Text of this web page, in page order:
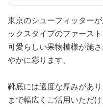
東京のシューフィッター
ックスタイプのファースト
可愛らしい果物模様が施
やかに彩ります。
靴底には適度な厚みがあ
まで幅広くご活用いただけ